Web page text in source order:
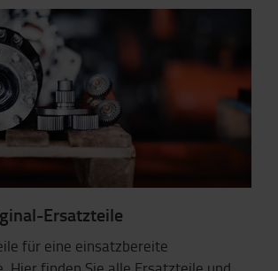
Ersatzteile
für eine einsatzbereite